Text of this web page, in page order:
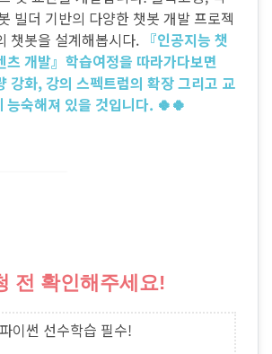
빌더 기반의 다양한 챗봇 개발 프로젝
챗봇을 설계해봅시다. 『인공지능 챗
츠 개발』학습여정을 따라가다보면
강화, 강의 스펙트럼의 확장 그리고 교
능숙해져 있을 것입니다. 🍀🍀
전 확인해주세요!
이썬 선수학습 필수!